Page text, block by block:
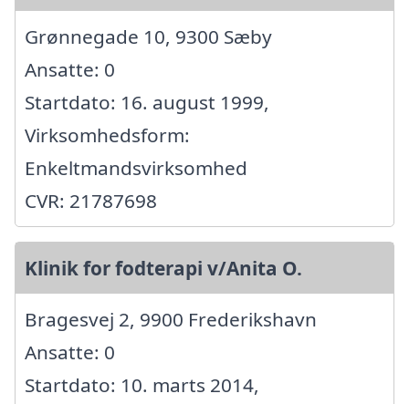
Grønnegade 10, 9300 Sæby
Ansatte: 0
Startdato: 16. august 1999,
Virksomhedsform:
Enkeltmandsvirksomhed
CVR: 21787698
Klinik for fodterapi v/Anita O.
Bragesvej 2, 9900 Frederikshavn
Ansatte: 0
Startdato: 10. marts 2014,